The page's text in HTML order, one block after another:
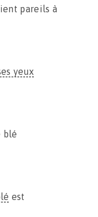
pareils à
yeux
blé
est